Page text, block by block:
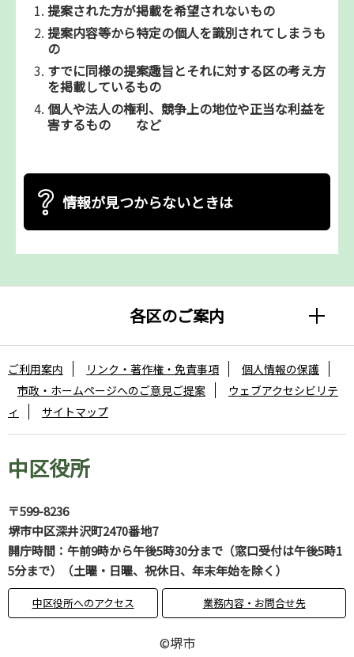
提案された方が掲載を希望されないもの
提案内容等から特定の個人を識別されてしまうも
の
すでに同様の提案趣旨とそれに対する区の考え方
を掲載しているもの
個人や法人の権利、競争上の地位や正当な利益を
害するもの など
情報が見つからないときは
各区のご案内
中区役所
〒599-8236
堺市中区深井沢町2470番地7
開庁時間：午前9時から午後5時30分まで（窓口受付は午後5時1
5分まで）（土曜・日曜、祝休日、年末年始を除く）
中区役所へのアクセス 業務内容・お問合せ先
ご利用案内 リンク・著作権・免責事項
個人情報の保護
市政・ホームページへのご意見ご提案
ウェブアクセシビリテ
ィ
サイトマップ
©堺市